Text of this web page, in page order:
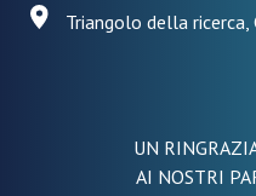
Triangolo della
UN
AI NOSTRI